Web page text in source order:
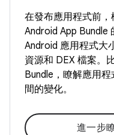
在發布應用程式前
Android App Bundle
Android 應用程式大
資源和 DEX 檔案。
Bundle，瞭解應用
間的變化。
進一步